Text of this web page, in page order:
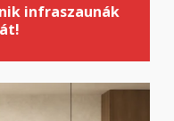
infraszaunák